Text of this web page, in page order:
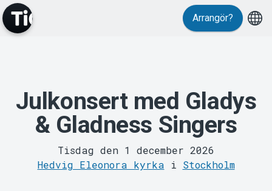
MyTickster
Arrangör?
Julkonsert med Gladys
& Gladness Singers
Tisdag den 1 december 2026
Hedvig Eleonora kyrka i Stockholm